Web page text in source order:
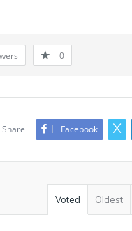
0
Share Facebook
Voted Oldest